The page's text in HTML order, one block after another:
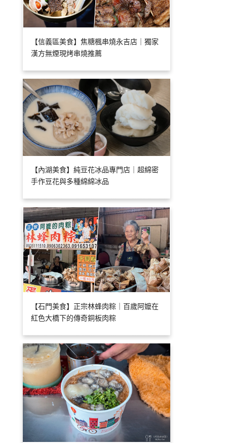
【信義區美食】焦糖楓串燒永吉店｜獨家
漢方無煙現烤串燒推薦
【內湖美食】純豆花冰品專門店｜超綿密
手作豆花與多種綿綿冰品
【石門美食】正宗林蜂肉粽｜百歲阿嬤在
紅色大橋下的傳奇銅板肉粽